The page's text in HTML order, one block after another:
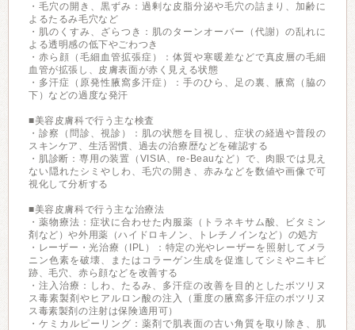
・毛穴の開き、黒ずみ：過剰な皮脂分泌や毛穴の詰まり、加齢に
よるたるみ毛穴など
・肌のくすみ、ざらつき：肌のターンオーバー（代謝）の乱れに
よる透明感の低下やごわつき
・赤ら顔（毛細血管拡張症）：体質や寒暖差などで真皮層の毛細
血管が拡張し、皮膚表面が赤く見える状態
・多汗症（原発性腋窩多汗症）：手のひら、足の裏、腋窩（脇の
下）などの過度な発汗
■美容皮膚科で行う主な検査
・診察（問診、視診）：肌の状態を目視し、症状の経過や普段の
スキンケア、生活習慣、過去の治療歴などを確認する
・肌診断：専用の装置（VISIA、re-Beauなど）で、肉眼では見え
ない隠れたシミやしわ、毛穴の開き、赤みなどを数値や画像で可
視化して分析する
■美容皮膚科で行う主な治療法
・薬物療法：症状に合わせた内服薬（トラネキサム酸、ビタミン
剤など）や外用薬（ハイドロキノン、トレチノインなど）の処方
・レーザー・光治療（IPL）：特定の光やレーザーを照射してメラ
ニン色素を破壊、またはコラーゲン生成を促進してシミやニキビ
跡、毛穴、赤ら顔などを改善する
・注入治療：しわ、たるみ、多汗症の改善を目的としたボツリヌ
ス毒素製剤やヒアルロン酸の注入（重度の腋窩多汗症のボツリヌ
ス毒素製剤の注射は保険適用可）
・ケミカルピーリング：薬剤で肌表面の古い角質を取り除き、肌